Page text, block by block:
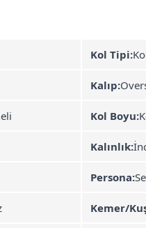
Kol Tipi:
Kalıp:
Kol Boyu:
Kalınlık:
Persona:
Kemer/